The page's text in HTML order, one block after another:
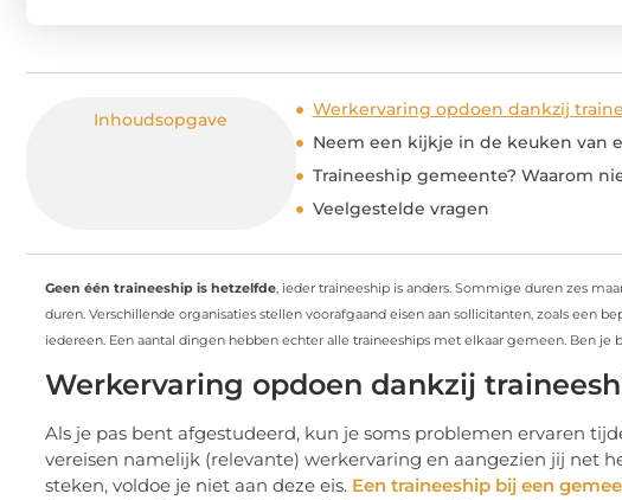
Inhoudsopgave
Werkervaring opdoen dankzij
Neem een kijkje in de keuken van
Traineeship gemeente? Waarom
Veelgestelde vragen
Geen één traineeship is hetzelfde, ieder traineeship is anders. Sommige duren zes
duren. Verschillende organisaties stellen voorafgaand eisen aan sollicitanten, zoals een
iedereen. Een aantal dingen hebben echter alle traineeships met elkaar gemeen. Ben je
Werkervaring opdoen dankzij
Als je pas bent afgestudeerd, kun je soms problemen ervaren
vereisen namelijk (relevante) werkervaring en aangezien jij net
steken, voldoe je niet aan deze eis. Een traineeship bij een